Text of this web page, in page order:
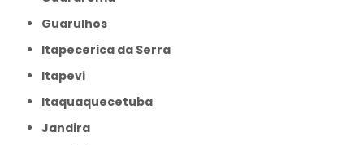
Guarulhos
Itapecerica da Serra
Itapevi
Itaquaquecetuba
Jandira